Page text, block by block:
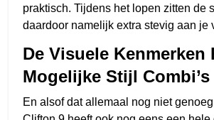
praktisch. Tijdens het lopen zitten de
daardoor namelijk extra stevig aan je
De Visuele Kenmerken
Mogelijke Stijl Combi’s
En alsof dat allemaal nog niet